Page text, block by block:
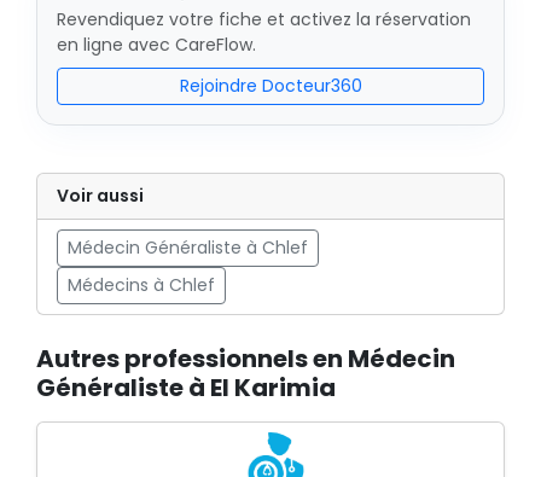
Revendiquez votre fiche et activez la réservation
en ligne avec CareFlow.
Rejoindre Docteur360
Voir aussi
Médecin Généraliste à Chlef
Médecins à Chlef
Autres professionnels en Médecin
Généraliste à El Karimia